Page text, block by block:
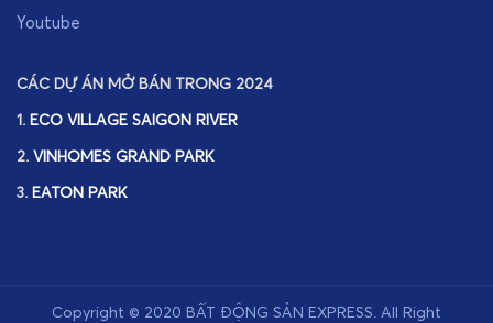
Youtube
CÁC DỰ ÁN MỞ BÁN TRONG 2024
1. ECO VILLAGE SAIGON RIVER
2. VINHOMES GRAND PARK
3. EATON PARK
Copyright © 2020 BẤT ĐỘNG SẢN EXPRESS All Right